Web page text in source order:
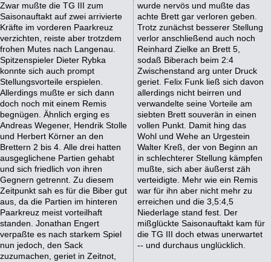
Zwar mußte die TG III zum
Saisonauftakt auf zwei arrivierte
Kräfte im vorderen Paarkreuz
verzichten, reiste aber trotzdem
frohen Mutes nach Langenau.
Spitzenspieler Dieter Rybka
konnte sich auch prompt
Stellungsvorteile erspielen.
Allerdings mußte er sich dann
doch noch mit einem Remis
begnügen. Ähnlich erging es
Andreas Wegener, Hendrik Stolle
und Herbert Körner an den
Brettern 2 bis 4. Alle drei hatten
ausgeglichene Partien gehabt
und sich friedlich von ihren
Gegnern getrennt. Zu diesem
Zeitpunkt sah es für die Biber gut
aus, da die Partien im hinteren
Paarkreuz meist vorteilhaft
standen. Jonathan Engert
verpaßte es nach starkem Spiel
nun jedoch, den Sack
zuzumachen, geriet in Zeitnot,
wurde nervös und mußte das
achte Brett gar verloren geben.
Trotz zunächst besserer Stellung
verlor anschließend auch noch
Reinhard Zielke an Brett 5,
sodaß Biberach beim 2:4
Zwischenstand arg unter Druck
geriet. Felix Funk ließ sich davon
allerdings nicht beirren und
verwandelte seine Vorteile am
siebten Brett souverän in einen
vollen Punkt. Damit hing das
Wohl und Wehe an Urgestein
Walter Kreß, der von Beginn an
in schlechterer Stellung kämpfen
mußte, sich aber äußerst zäh
verteidigte. Mehr wie ein Remis
war für ihn aber nicht mehr zu
erreichen und die 3,5:4,5
Niederlage stand fest. Der
mißglückte Saisonauftakt kam für
die TG III doch etwas unerwartet
-- und durchaus unglücklich.